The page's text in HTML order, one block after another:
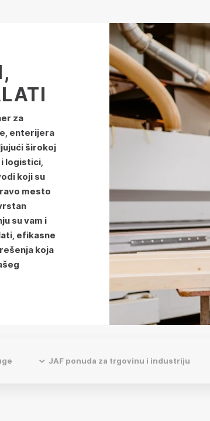
za
enterijera
širokoj
logistici,
koji su
mesto
su vam i
efikasne
koja
JAF ponuda za trgovinu i industriju